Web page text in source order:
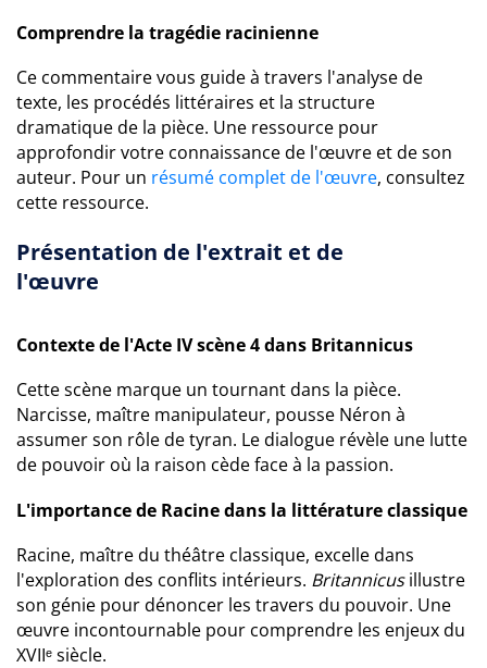
Comprendre la tragédie racinienne
Ce commentaire vous guide à travers l'analyse de
texte, les procédés littéraires et la structure
dramatique de la pièce. Une ressource pour
approfondir votre connaissance de l'œuvre et de son
auteur. Pour un résumé complet de l'œuvre, consultez
cette ressource.
Présentation de l'extrait et de
l'œuvre
Contexte de l'Acte IV scène 4 dans Britannicus
Cette scène marque un tournant dans la pièce.
Narcisse, maître manipulateur, pousse Néron à
assumer son rôle de tyran. Le dialogue révèle une lutte
de pouvoir où la raison cède face à la passion.
L'importance de Racine dans la littérature classique
Racine, maître du théâtre classique, excelle dans
l'exploration des conflits intérieurs. Britannicusillustre
son génie pour dénoncer les travers du pouvoir. Une
œuvre incontournable pour comprendre les enjeux du
XVIIᵉ siècle.